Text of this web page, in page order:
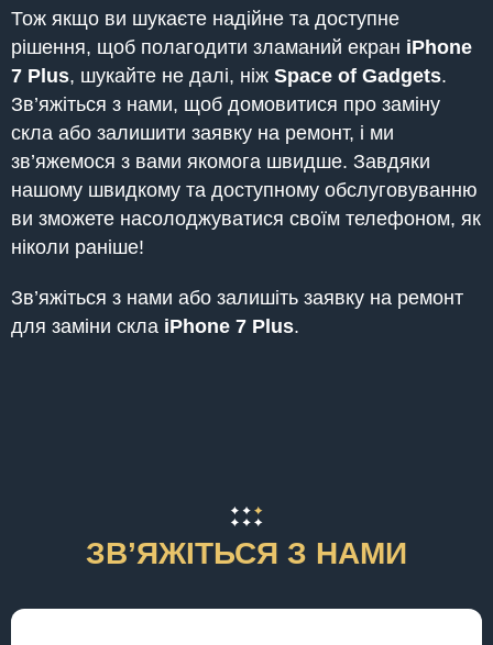
Тож якщо ви шукаєте надійне та доступне
рішення, щоб полагодити зламаний екран iPhone
7 Plus, шукайте не далі, ніж Space of Gadgets.
Зв’яжіться з нами, щоб домовитися про заміну
скла або залишити заявку на ремонт, і ми
зв’яжемося з вами якомога швидше. Завдяки
нашому швидкому та доступному обслуговуванню
ви зможете насолоджуватися своїм телефоном, як
ніколи раніше!
Зв’яжіться з нами або залишіть заявку на ремонт
для заміни скла iPhone 7 Plus.
ЗВʼЯЖІТЬСЯ З НАМИ